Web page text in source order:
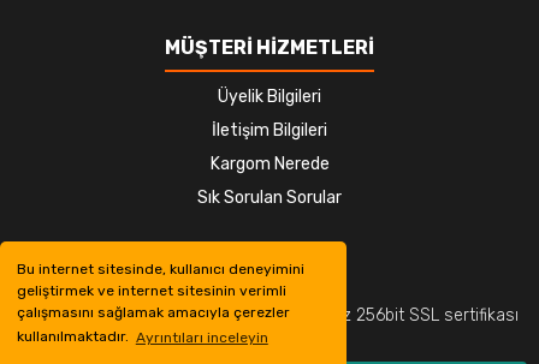
Bu internet sitesinde, kullanıcı deneyimini
geliştirmek ve internet sitesinin verimli
çalışmasını sağlamak amacıyla çerezler
kullanılmaktadır. Ayrıntıları inceleyin
MÜŞTERİ HİZMETLERİ
Üyelik Bilgileri
İletişim Bilgileri
Kargom Nerede
Sık Sorulan Sorular
© Tüm hakları saklıdır. Kredi kartı bilgileriniz 256bit SSL sertifikası
ile korunmaktadır.